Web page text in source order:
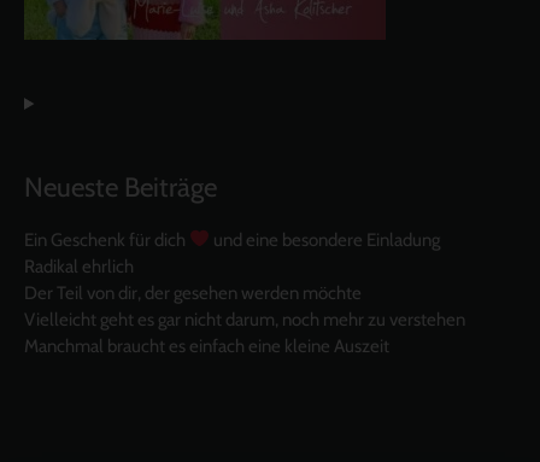
Neueste Beiträge
Ein Geschenk für dich
und eine besondere Einladung
Radikal ehrlich
Der Teil von dir, der gesehen werden möchte
Vielleicht geht es gar nicht darum, noch mehr zu verstehen
Manchmal braucht es einfach eine kleine Auszeit